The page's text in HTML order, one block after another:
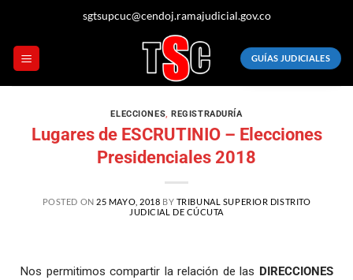
sgtsupcuc@cendoj.ramajudicial.gov.co
GUÍAS JUDICIALES
ELECCIONES,REGISTRADURÍA
Lugares de ESCRUTINIO – Elecciones
Presidenciales 2018
POSTED ON 25 MAYO, 2018 BY TRIBUNAL SUPERIOR DISTRITO
JUDICIAL DE CÚCUTA
Nos permitimos compartir la relación de las DIRECCIONES